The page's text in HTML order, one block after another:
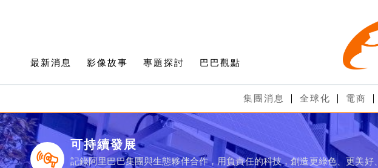
最新消息 影像故事 專題探討 巴巴觀點
集團消息 全球化 電商
可持續發展
記錄阿里巴巴集團與生態夥伴合作，用負責任的科技，創造更綠色、更美好、